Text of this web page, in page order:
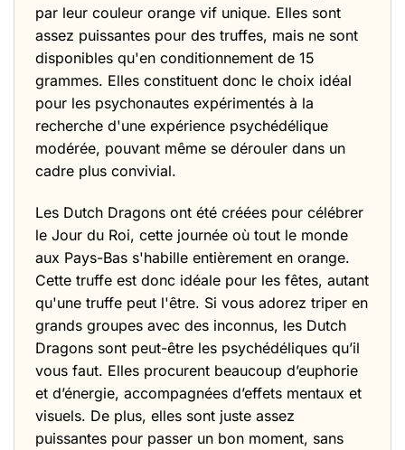
par leur couleur orange vif unique. Elles sont
assez puissantes pour des truffes, mais ne sont
disponibles qu'en conditionnement de 15
grammes. Elles constituent donc le choix idéal
pour les psychonautes expérimentés à la
recherche d'une expérience psychédélique
modérée, pouvant même se dérouler dans un
cadre plus convivial.
Les Dutch Dragons ont été créées pour célébrer
le Jour du Roi, cette journée où tout le monde
aux Pays-Bas s'habille entièrement en orange.
Cette truffe est donc idéale pour les fêtes, autant
qu'une truffe peut l'être. Si vous adorez triper en
grands groupes avec des inconnus, les Dutch
Dragons sont peut-être les psychédéliques qu’il
vous faut. Elles procurent beaucoup d’euphorie
et d’énergie, accompagnées d’effets mentaux et
visuels. De plus, elles sont juste assez
puissantes pour passer un bon moment, sans